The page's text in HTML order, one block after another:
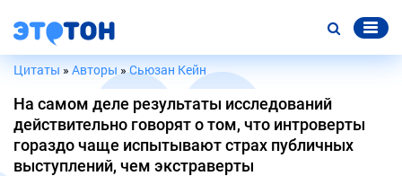
Цитаты » Авторы »Сьюзан Кейн
На самом деле результаты исследований
действительно говорят о том, что интроверты
гораздо чаще испытывают страх публичных
выступлений, чем экстраверты